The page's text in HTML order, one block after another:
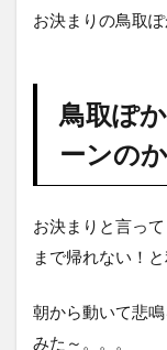
お決まりの鳥取
鳥取ぽ
ーンの
お決まりと言っ
まで帰れない！
朝から動いて悲
みた～。。。